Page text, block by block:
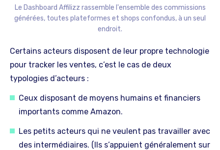
Le Dashboard Affilizz rassemble l'ensemble des commissions
générées, toutes plateformes et shops confondus, à un seul
endroit.
Certains acteurs disposent de leur propre technologie
pour tracker les ventes, c’est le cas de deux
typologies d’acteurs :
Ceux disposant de moyens humains et financiers
importants comme Amazon.
Les petits acteurs qui ne veulent pas travailler avec
des intermédiaires. (Ils s’appuient généralement sur